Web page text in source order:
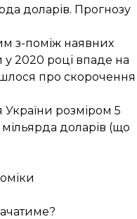
доларів. Прогнозу
з-поміж наявних
у 2020 році впаде на
про скорочення
розміром 5
доларів (що